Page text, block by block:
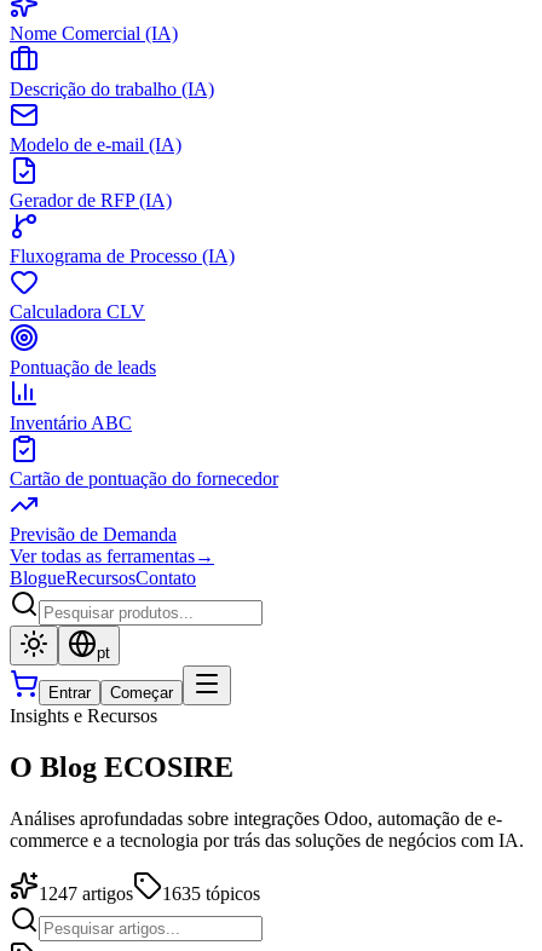
Nome Comercial (IA)
Descrição do trabalho (IA)
Modelo de e-mail (IA)
Gerador de RFP (IA)
Fluxograma de Processo (IA)
Calculadora CLV
Pontuação de leads
Inventário ABC
Cartão de pontuação do fornecedor
Previsão de Demanda
Ver todas as ferramentas→
BlogueRecursosContato
pt
Entrar Começar
Insights e Recursos
O Blog ECOSIRE
Análises aprofundadas sobre integrações Odoo, automação de e-
commerce e a tecnologia por trás das soluções de negócios com IA.
1247 artigos 1635 tópicos